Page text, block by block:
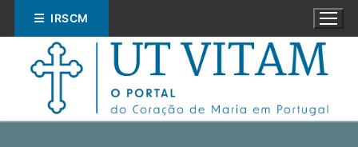
Saltar
para
conteúdo
IRSCM